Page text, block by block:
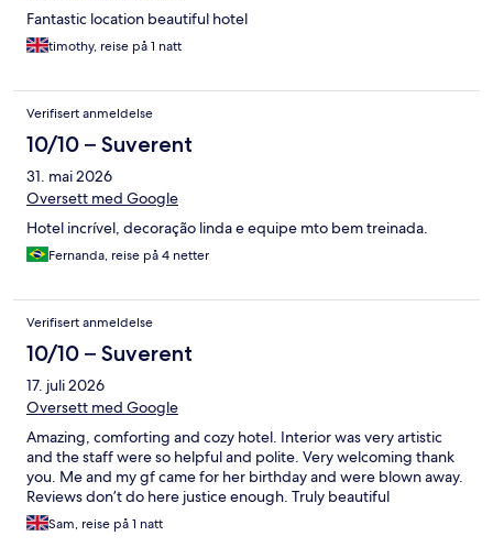
Fantastic location beautiful hotel
timothy, reise på 1 natt
Verifisert anmeldelse
10/10 – Suverent
31. mai 2026
Oversett med Google
Hotel incrível, decoração linda e equipe mto bem treinada.
Fernanda, reise på 4 netter
Verifisert anmeldelse
10/10 – Suverent
17. juli 2026
Oversett med Google
Amazing, comforting and cozy hotel. Interior was very artistic
and the staff were so helpful and polite. Very welcoming thank
you. Me and my gf came for her birthday and were blown away.
Reviews don’t do here justice enough. Truly beautiful
Sam, reise på 1 natt